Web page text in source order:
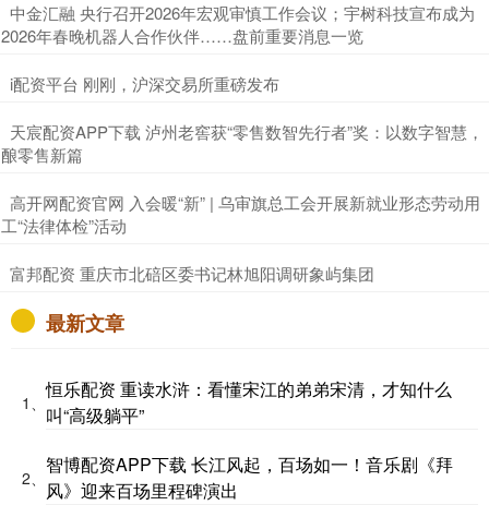
​中金汇融 央行召开2026年宏观审慎工作会议；宇树科技宣布成为
2026年春晚机器人合作伙伴……盘前重要消息一览
​i配资平台 刚刚，沪深交易所重磅发布
​天宸配资APP下载 泸州老窖获“零售数智先行者”奖：以数字智慧，
酿零售新篇
​高开网配资官网 入会暖“新” | 乌审旗总工会开展新就业形态劳动用
工“法律体检”活动
​富邦配资 重庆市北碚区委书记林旭阳调研象屿集团
最新文章
1、
恒乐配资 重读水浒：看懂宋江的弟弟宋清，才知什么
叫“高级躺平”
2、
智博配资APP下载 长江风起，百场如一！音乐剧《拜
风》迎来百场里程碑演出